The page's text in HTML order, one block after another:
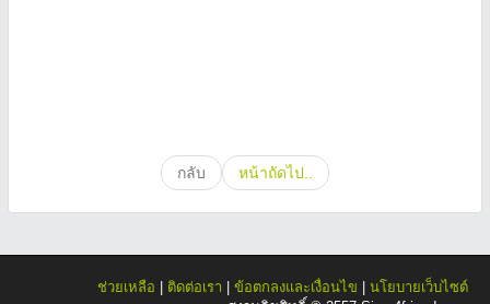
กลับ หน้าถัดไป..
ช่วยเหลือ ติดต่อเรา ข้อตกลงและเงื่อนไข
นโยบายเว็บไซต์